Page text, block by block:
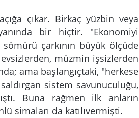
çıkar. Birkaç yüzbin veya
bir hiçtir. "Ekonomiyi
çarkının büyük ölçüde
evsizlerden, müzmin işsizlerden
ama başlangıçtaki, "herkese
sistem savunuculuğu,
Buna rağmen ilk anların
simaları da katılıvermişti.